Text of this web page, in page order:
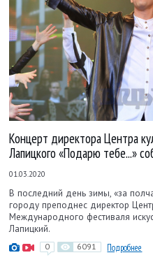
Концерт директора Центра
Лапицкого «Подарю тебе...»
01.03.2020
В последний день зимы, «за
городу преподнес директор
Международного фестиваля
Лапицкий.
0 6091 Подробнее